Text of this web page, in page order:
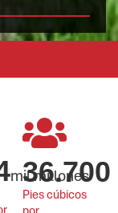
mil millones
Pies cúbicos
36.700